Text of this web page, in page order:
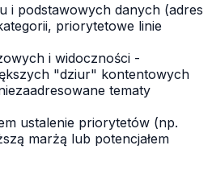
i podstawowych danych (adres
priorytetowe linie
i widoczności -
"dziur" kontentowych
tematy
ustalenie priorytetów (np.
marżą lub potencjałem